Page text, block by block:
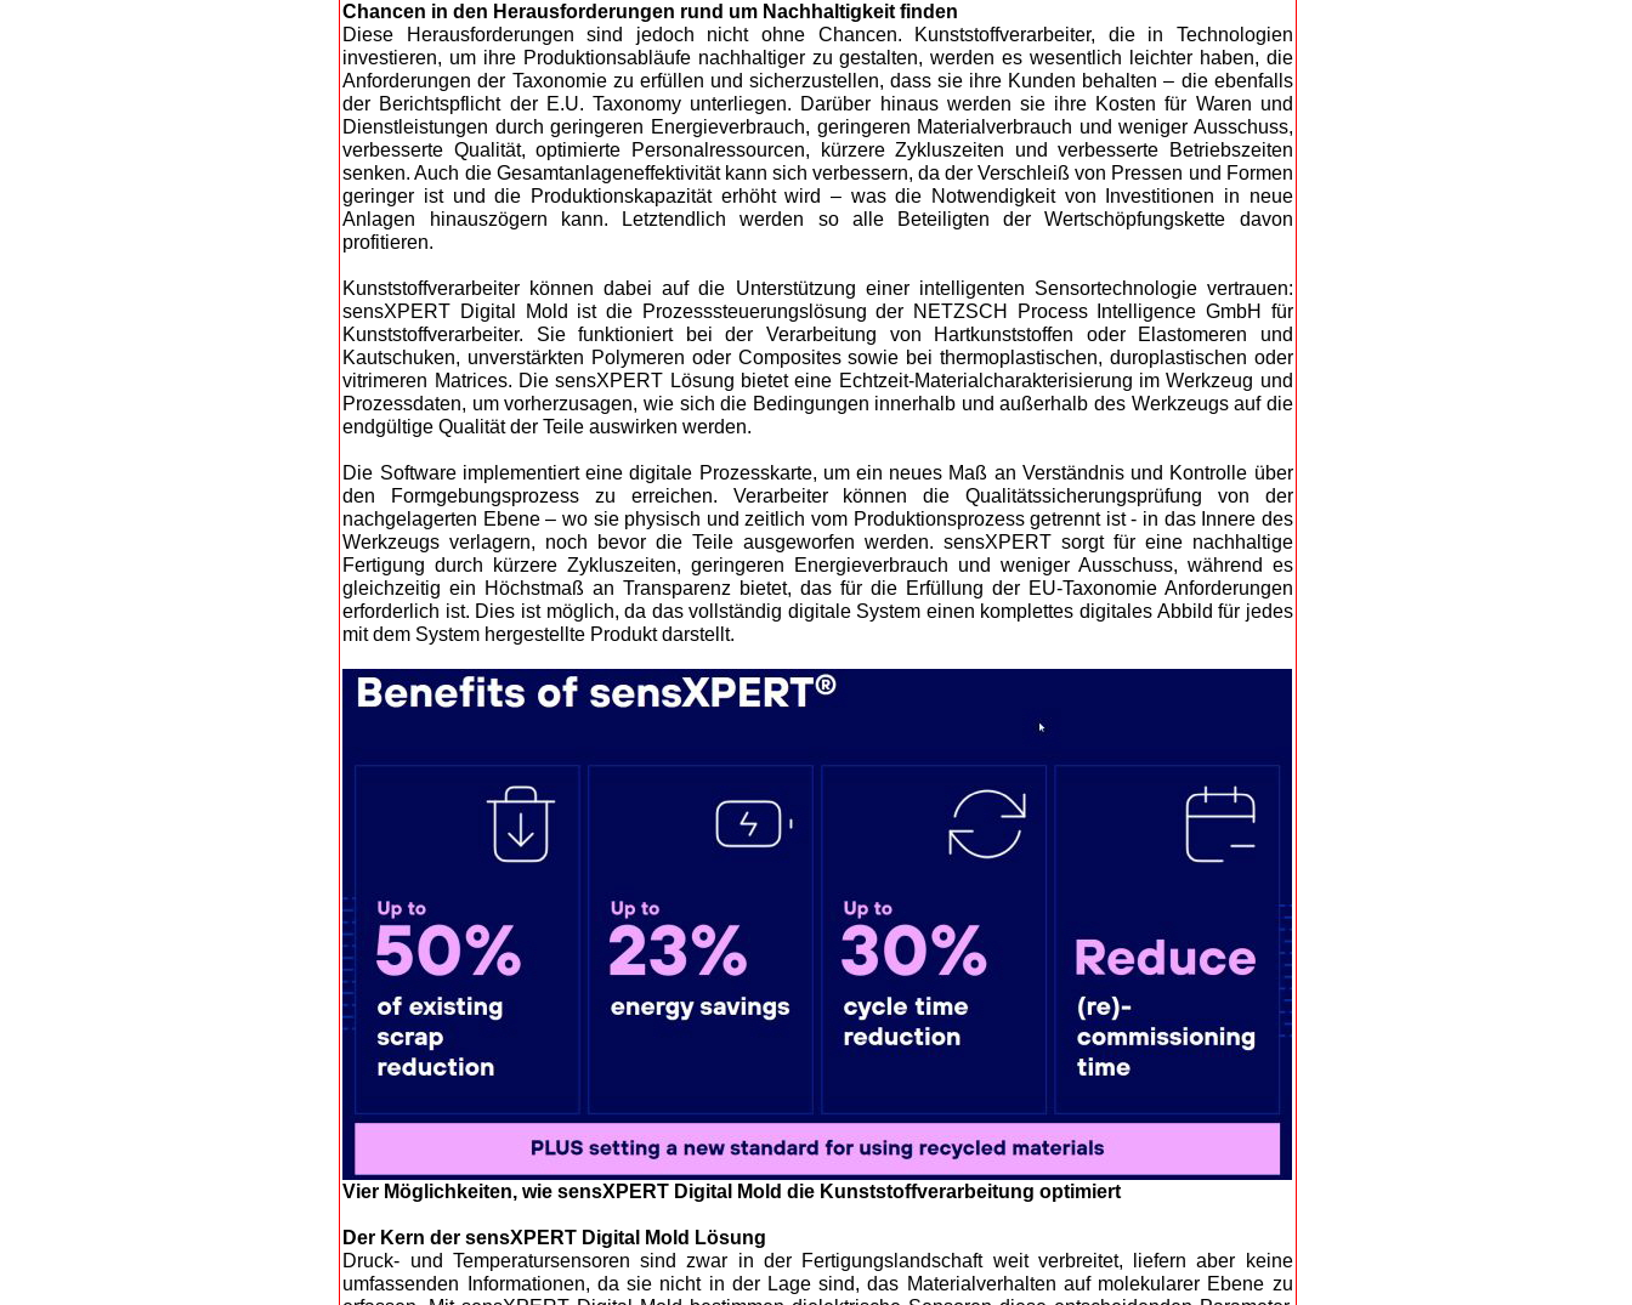
Chancen in den Herausforderungen rund um Nachhaltigkeit finden
Diese Herausforderungen sind jedoch nicht ohne Chancen. Kunststoffverarbeiter, die in Technologien
investieren, um ihre Produktionsabläufe nachhaltiger zu gestalten, werden es wesentlich leichter haben, die
Anforderungen der Taxonomie zu erfüllen und sicherzustellen, dass sie ihre Kunden behalten – die ebenfalls
der Berichtspflicht der E.U. Taxonomy unterliegen. Darüber hinaus werden sie ihre Kosten für Waren und
Dienstleistungen durch geringeren Energieverbrauch, geringeren Materialverbrauch und weniger Ausschuss,
verbesserte Qualität, optimierte Personalressourcen, kürzere Zykluszeiten und verbesserte Betriebszeiten
senken. Auch die Gesamtanlageneffektivität kann sich verbessern, da der Verschleiß von Pressen und Formen
geringer ist und die Produktionskapazität erhöht wird – was die Notwendigkeit von Investitionen in neue
Anlagen hinauszögern kann. Letztendlich werden so alle Beteiligten der Wertschöpfungskette davon
profitieren.
Kunststoffverarbeiter können dabei auf die Unterstützung einer intelligenten Sensortechnologie vertrauen:
sensXPERT Digital Mold ist die Prozesssteuerungslösung der NETZSCH Process Intelligence GmbH für
Kunststoffverarbeiter. Sie funktioniert bei der Verarbeitung von Hartkunststoffen oder Elastomeren und
Kautschuken, unverstärkten Polymeren oder Composites sowie bei thermoplastischen, duroplastischen oder
vitrimeren Matrices. Die sensXPERT Lösung bietet eine Echtzeit-Materialcharakterisierung im Werkzeug und
Prozessdaten, um vorherzusagen, wie sich die Bedingungen innerhalb und außerhalb des Werkzeugs auf die
endgültige Qualität der Teile auswirken werden.
Die Software implementiert eine digitale Prozesskarte, um ein neues Maß an Verständnis und Kontrolle über
den Formgebungsprozess zu erreichen. Verarbeiter können die Qualitätssicherungsprüfung von der
nachgelagerten Ebene – wo sie physisch und zeitlich vom Produktionsprozess getrennt ist - in das Innere des
Werkzeugs verlagern, noch bevor die Teile ausgeworfen werden. sensXPERT sorgt für eine nachhaltige
Fertigung durch kürzere Zykluszeiten, geringeren Energieverbrauch und weniger Ausschuss, während es
gleichzeitig ein Höchstmaß an Transparenz bietet, das für die Erfüllung der EU-Taxonomie Anforderungen
erforderlich ist. Dies ist möglich, da das vollständig digitale System einen komplettes digitales Abbild für jedes
mit dem System hergestellte Produkt darstellt.
Vier Möglichkeiten, wie sensXPERT Digital Mold die Kunststoffverarbeitung optimiert
Der Kern der sensXPERT Digital Mold Lösung
Druck- und Temperatursensoren sind zwar in der Fertigungslandschaft weit verbreitet, liefern aber keine
umfassenden Informationen, da sie nicht in der Lage sind, das Materialverhalten auf molekularer Ebene zu